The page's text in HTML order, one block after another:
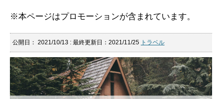
※本ページはプロモーションが含まれています。
公開日： 2021/10/13 : 最終更新日：2021/11/25 トラベル